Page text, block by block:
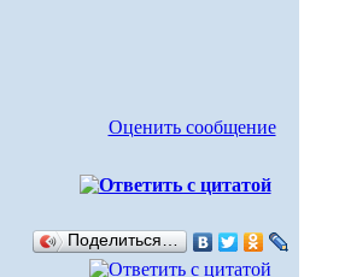
Оценить сообщение
Поделиться…